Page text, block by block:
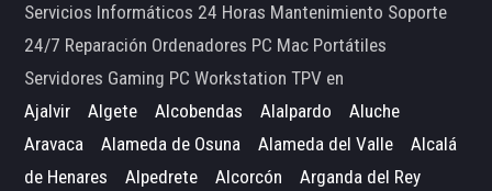
Servicios Informáticos 24 Horas Mantenimiento Soporte
24/7 Reparación Ordenadores PC Mac Portátiles
Servidores Gaming PC Workstation TPV en
Ajalvir
Algete Alcobendas Alalpardo
Aluche
Aravaca
Alameda de Osuna Alameda del Valle
Alcalá
de Henares
Alpedrete Alcorcón
Arganda del Rey